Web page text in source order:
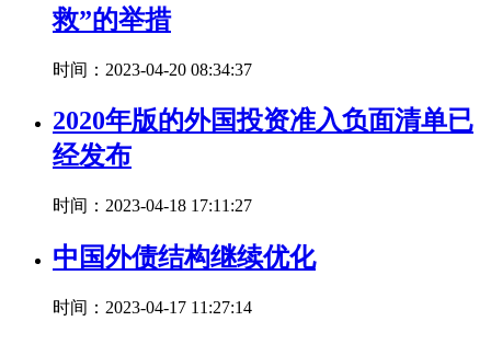
救”的举措
时间：2023-04-20 08:34:37
2020年版的外国投资准入负面清单已
经发布
时间：2023-04-18 17:11:27
中国外债结构继续优化
时间：2023-04-17 11:27:14